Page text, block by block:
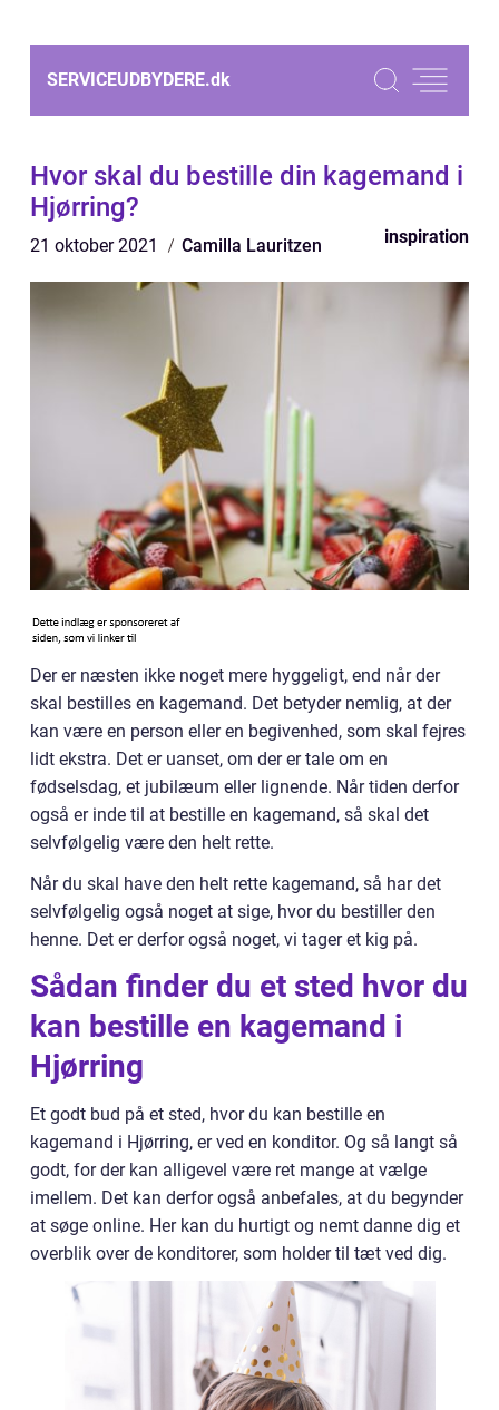
SERVICEUDBYDERE.dk
Hvor skal du bestille din kagemand i
Hjørring?
21 oktober 2021 Camilla Lauritzen inspiration
Der er næsten ikke noget mere hyggeligt, end når der
skal bestilles en kagemand. Det betyder nemlig, at der
kan være en person eller en begivenhed, som skal fejres
lidt ekstra. Det er uanset, om der er tale om en
fødselsdag, et jubilæum eller lignende. Når tiden derfor
også er inde til at bestille en kagemand, så skal det
selvfølgelig være den helt rette.
Når du skal have den helt rette kagemand, så har det
selvfølgelig også noget at sige, hvor du bestiller den
henne. Det er derfor også noget, vi tager et kig på.
Sådan finder du et sted hvor du
kan bestille en kagemand i
Hjørring
Et godt bud på et sted, hvor du kan bestille en
kagemand i Hjørring, er ved en konditor. Og så langt så
godt, for der kan alligevel være ret mange at vælge
imellem. Det kan derfor også anbefales, at du begynder
at søge online. Her kan du hurtigt og nemt danne dig et
overblik over de konditorer, som holder til tæt ved dig.